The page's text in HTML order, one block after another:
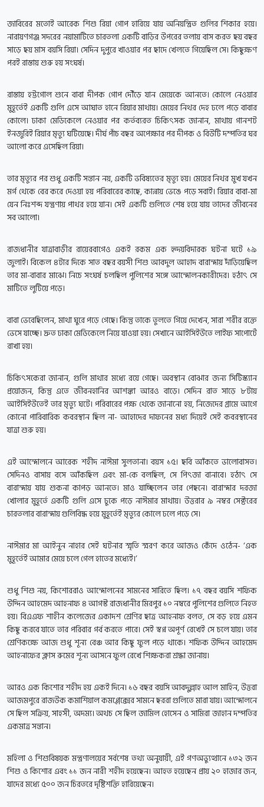
জাবিরের মতোই আরেক শিশু রিয়া গোপ হারিয়ে যায় অনিয়ন্ত্রিত গুলির শিকার হয়ে।
নারায়ণগঞ্জ সদরের নয়ামাটিতে চারতলা একটি বাড়ির উপরের তলায় বাস করত ছয় বছর
সাড়ে ছয় মাস বয়সি রিয়া। সেদিন দুপুরে খাওয়ার পর ছাদে খেলতে গিয়েছিল সে। কিছুক্ষণ
পরই রাস্তায় শুরু হয় সংঘর্ষ।
রাস্তায় হট্টগোল শুনে বাবা দীপক গোপ দৌঁড়ে যান মেয়েকে আনতে। কোলে নেওয়ার
মুহূর্তেই একটি গুলি এসে আঘাত হানে রিয়ার মাথায়। মেয়ের নিথর দেহ ঢলে পড়ে বাবার
কোলে। ঢাকা মেডিকেলে নেওয়ার পর কর্তব্যরত চিকিৎসক জানান, মাথায় গানশট
ইনজুরিই রিয়ার মৃত্যু ঘটিয়েছে। দীর্ঘ পাঁচ বছর অপেক্ষার পর দীপক ও বিউটি দম্পতির ঘর
আলো করে এসেছিল রিয়া।
তার মৃত্যুর পর শুধু একটি সন্তান নয়, একটি ভবিষ্যতের মৃত্যু হয়। মেয়ের নিথর মুখ যখন
মর্গ থেকে বের করে দেওয়া হয় পরিবারের কাছে, কান্নায় ভেঙে পড়ে সবাই। রিয়ার বাবা-মা
যেন নিঃশব্দ যন্ত্রণায় পাথর হয়ে যান। সেই একটি গুলিতে শেষ হয়ে যায় তাদের জীবনের
সব আলো।
রাজধানীর যাত্রাবাড়ীর রায়েরবাগেও একই রকম এক হৃদয়বিদারক ঘটনা ঘটে ১৯
জুলাই। বিকেল ৪টার দিকে সাত বছর বয়সী শিশু আবদুল আহাদ বারান্দায় দাঁড়িয়েছিল
তার মা-বাবার মাঝে। নিচে সংঘর্ষ চলছিল পুলিশের সঙ্গে আন্দোলনকারীদের। হঠাৎ সে
মাটিতে লুটিয়ে পড়ে।
বাবা ভেবেছিলেন, মাথা ঘুরে পড়ে গেছে। কিন্তু তাকে তুলতে গিয়ে দেখেন, সারা শরীর রক্তে
ভেসে যাচ্ছে। দ্রুত ঢাকা মেডিকেলে নিয়ে যাওয়া হয়। সেখানে আইসিইউতে লাইফ সাপোর্টে
রাখা হয়।
চিকিৎসকেরা জানান, গুলি মাথার মধ্যে রয়ে গেছে। অবস্থান বোঝার জন্য সিটিস্ক্যান
প্রয়োজন, কিন্তু এতে জীবনহানির আশঙ্কা আরও বাড়ে। সেদিন রাত সাড়ে ৮টায়
আইসিইউতেই তার মৃত্যু ঘটে। পরিবারের পক্ষ থেকে জানানো হয়, নিজেদের গ্রামে আগে
কোনো পারিবারিক কবরস্থান ছিল না- আহাদের দাফনের মধ্য দিয়েই সেই কবরস্থানের
যাত্রা শুরু হয়।
এই আন্দোলনে আরেক শহীদ নাঈমা সুলতানা। বয়স ১৫। ছবি আঁকতে ভালোবাসত।
সেদিনও বাসায় বসে আঁকছিল এবং মা-কে বলছিল, সে পিৎজা বানাবে। হঠাৎ সে
বারান্দায় যায় শুকনা কাপড় আনতে। মাও যাচ্ছিলেন তার পেছনে। বারান্দার দরজা
খোলার মুহূর্তে একটি গুলি এসে ঢুকে পড়ে নাঈমার মাথায়। উত্তরার ৯ নম্বর সেক্টরের
চারতলার বারান্দায় গুলিবিদ্ধ হয়ে মুহূর্তেই মৃত্যুর কোলে ঢলে পড়ে সে।
নাঈমার মা আইনুন নাহার সেই ঘটনার স্মৃতি স্মরণ করে আজও কেঁদে ওঠেন- ‘এক
মুহূর্তেই আমার মেয়ে চলে গেল হাতের মধ্যেই।’
শুধু শিশু নয়, কিশোররাও আন্দোলনের সামনের সারিতে ছিল। ১৭ বছর বয়সি শফিক
উদ্দিন আহমেদ আহনাফ ৪ আগস্ট রাজধানীর মিরপুর ১০ নম্বরে পুলিশের গুলিতে নিহত
হয়। বিএএফ শাহীন কলেজের একাদশ শ্রেণির ছাত্র আহনাফ বলত, সে বড় হয়ে এমন
কিছু করবে যাতে তার পরিবার গর্ব করতে পারে। সেই স্বপ্ন অপূর্ণ রেখেই সে চলে যায়। তার
শ্রেণিকক্ষে আজ শুধু শূন্য বেঞ্চ আর কিছু ফুল পড়ে থাকে। শফিক উদ্দিন আহমেদ
আহনাফের ক্লাস রুমের শূন্য আসনে ফুল রেখে শিক্ষকরা শ্রদ্ধা জানায়।
আরও এক কিশোর শহীদ হয় একই দিনে। ১৬ বছর বয়সি আবদুল্লাহ আল মাহিন, উত্তরা
আজমপুরে রাজউক কমার্শিয়াল কমপ্লেক্সের সামনে ছররা গুলিতে মারা যায়। আন্দোলনে
সে ছিল সক্রিয়, সাহসী, অদম্য। অথচ সে ছিল জামিল হোসেন ও সামিরা জাহান দম্পতির
একমাত্র সন্তান।
মহিলা ও শিশুবিষয়ক মন্ত্রণালয়ের সর্বশেষ তথ্য অনুযায়ী, এই গণঅভ্যুত্থানে ১৩২ জন
শিশু ও কিশোর এবং ১১ জন নারী শহীদ হয়েছেন। আহত হয়েছেন প্রায় ২০ হাজার জন,
যাদের মধ্যে ৫০০ জন চিরতরে দৃষ্টিশক্তি হারিয়েছেন।